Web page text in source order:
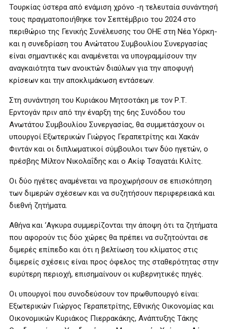
Τουρκίας ύστερα από ενάμιση χρόνο -η τελευταία συνάντησή
τους πραγματοποιήθηκε τον Σεπτέμβριο του 2024 στο
περιθώριο της Γενικής Συνέλευσης του ΟΗΕ στη Νέα Υόρκη-
και η συνεδρίαση του Ανώτατου Συμβουλίου Συνεργασίας
είναι σημαντικές και αναμένεται να υπογραμμίσουν την
αναγκαιότητα των ανοικτών διαύλων για την αποφυγή
κρίσεων και την αποκλιμάκωση εντάσεων.
Στη συνάντηση του Κυριάκου Μητσοτάκη με τον Ρ.Τ.
Ερντογάν πριν από την έναρξη της 6ης Συνόδου του
Ανωτάτου Συμβουλίου Συνεργασίας, θα συμμετάσχουν οι
υπουργοί Εξωτερικών Γιώργος Γεραπετρίτης και Χακάν
Φιντάν και οι διπλωματικοί σύμβουλοι των δύο ηγετών, ο
πρέσβης Μίλτον Νικολαΐδης και ο Ακίφ Τσαγατάι Κιλίτς.
Οι δύο ηγέτες αναμένεται να προχωρήσουν σε επισκόπηση
των διμερών σχέσεων και να συζητήσουν περιφερειακά και
διεθνή ζητήματα.
Αθήνα και ‘Αγκυρα συμμερίζονται την άποψη ότι τα ζητήματα
που αφορούν τις δύο χώρες θα πρέπει να συζητούνται σε
διμερές επίπεδο και ότι η βελτίωση του κλίματος στις
διμερείς σχέσεις είναι προς όφελος της σταθερότητας στην
ευρύτερη περιοχή, επισημαίνουν οι κυβερνητικές πηγές.
Οι υπουργοί που συνοδεύσουν τον πρωθυπουργό είναι:
Εξωτερικών Γιώργος Γεραπετρίτης, Εθνικής Οικονομίας και
Οικονομικών Κυριάκος Πιερρακάκης, Ανάπτυξης Τάκης